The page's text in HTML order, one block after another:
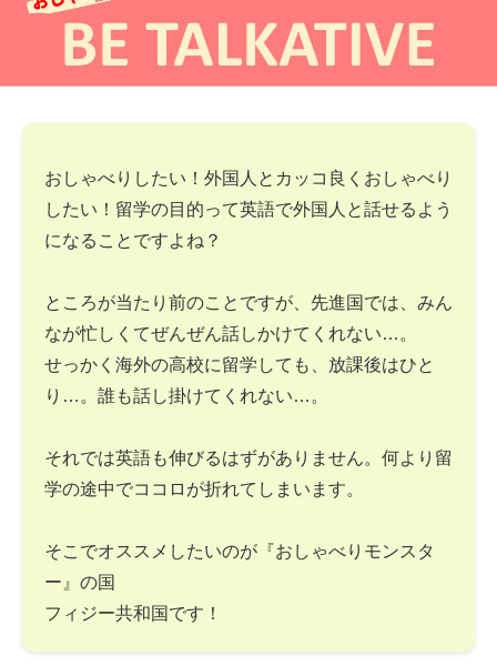
おしゃべりしたい！外国人とカッコ良くおしゃべり
したい！留学の目的って英語で外国人と話せるよう
になることですよね？
ところが当たり前のことですが、先進国では、みん
なが忙しくてぜんぜん話しかけてくれない…。
せっかく海外の高校に留学しても、放課後はひと
り…。誰も話し掛けてくれない…。
それでは英語も伸びるはずがありません。何より留
学の途中でココロが折れてしまいます。
そこでオススメしたいのが『おしゃべりモンスタ
ー』の国
フィジー共和国です！